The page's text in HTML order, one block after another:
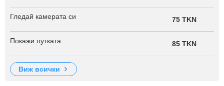
Гледай камерата си 75 TKN
Покажи путката 85 TKN
виж всички